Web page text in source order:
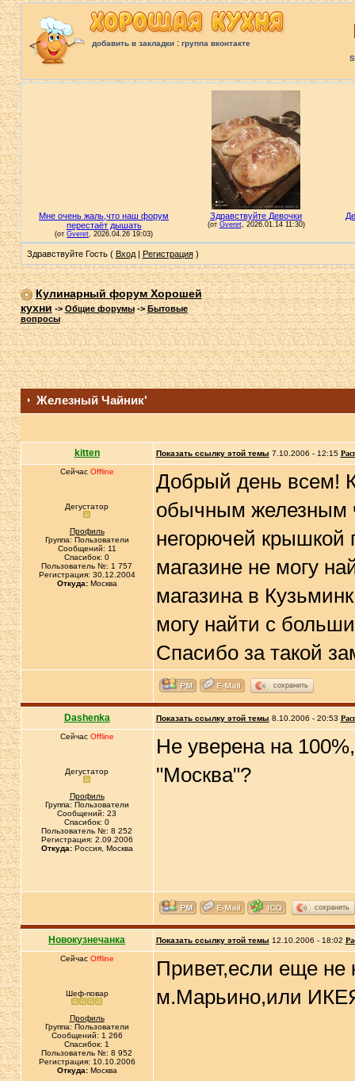
добавить в закладки: группа вконтакте
Здравствуйте Гость ( Вход| Регистрация)
Кулинарный форум Хорошей
кухни->Общие форумы-> Бытовые
вопросы
Железный Чайник'
kitten Показать ссылку этой темы 7.10.2006 - 12:15
Сейчас Offline
Дегустатор
Профиль
Группа: Пользователи
Сообщений: 11
Спасибок: 0
Пользователь №: 1 757
Регистрация: 30.12.2004
Откуда:Москва
Добрый день всем!
обычным железным
негорючей
магазине не могу
магазина в
могу найти с
Спасибо за такой
сохранить
Dashenka Показать ссылку этой темы 8.10.2006 - 20:53
Сейчас Offline
Дегустатор
Профиль
Группа: Пользователи
Сообщений: 23
Спасибок: 0
Пользователь №: 8 252
Регистрация: 2.09.2006
Откуда:Россия, Москва
Не уверена на
"Москва"?
сохранить
Новокузнечанка Показать ссылку этой темы 12.10.2006 - 18:02
Сейчас Offline
Шеф-повар
Профиль
Группа: Пользователи
Сообщений: 1 266
Спасибок: 1
Пользователь №: 8 952
Регистрация: 10.10.2006
Откуда:Москва
Привет,если еще
м.Марьино,или